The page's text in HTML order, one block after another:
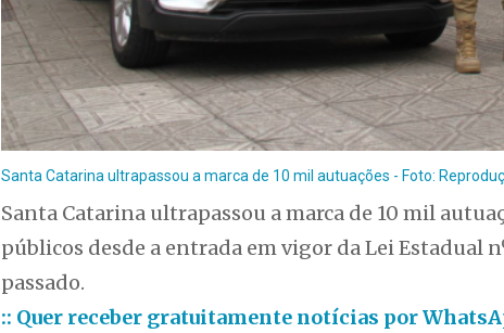
Santa Catarina ultrapassou a marca de 10 mil autuações - Foto:
Santa Catarina ultrapassou a marca de 10 mil
públicos desde a entrada em vigor da Lei Estadual
passado.
:: Quer receber gratuitamente notícias por